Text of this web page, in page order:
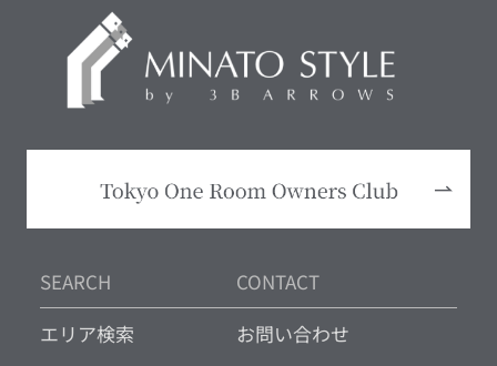
SEARCH
エリア検索
CONTACT
お問い合わせ